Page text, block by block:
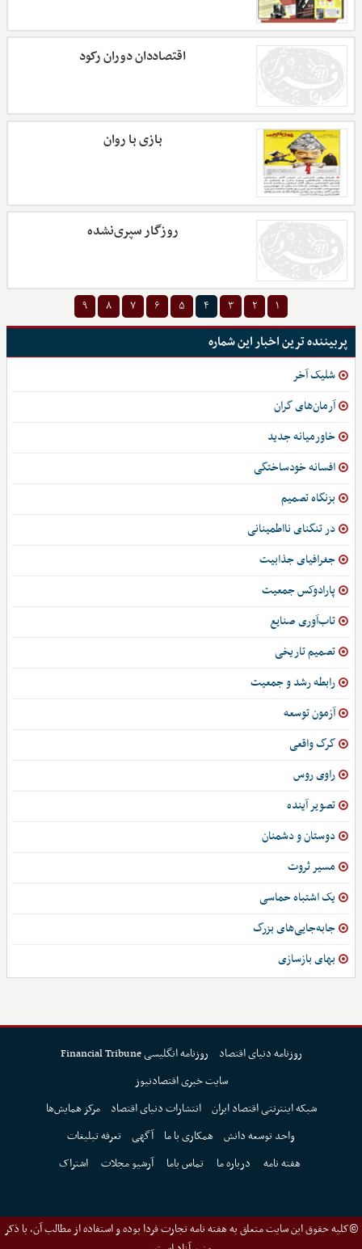
اقتصاددان دوران رکود
بازی با روان
روزگار سپری‌نشده
۱ ۲ ۳ ۴ ۵ ۶ ۷ ۸ ۹
پربیننده ترین اخبار این شماره
شلیک آخر
آرمان‌های گران
خاورمیانه جدید
افسانه خودساختگی
بزنگاه تصمیم
در تنگنای نااطمینانی
جغرافیای جذابیت
پارادوکس جمعیت
تاب‌آوری صنایع
تصمیم تاریخی
رابطه رشد و جمعیت
آزمون توسعه
گرگ واقعی
راوی روس
تصویر آینده
دوستان و دشمنان
مسیر ثروت
یک اشتباه حماسی
جابه‌جایی‌های بزرگ
بهای بازسازی
روزنامه دنیای اقتصاد
روزنامه انگلیسی Financial Tribune
سایت خبری اقتصادنیوز
شبکه اینترنتی اقتصاد ایران انتشارات دنیای اقتصاد
مرکز همایش‌ها
واحد توسعه دانش همکاری با ما آگهی تعرفه تبلیغات
هفته نامه
درباره ما تماس باما آرشیو مجلات اشتراک
©کلیه حقوق این سایت متعلق به هفته نامه تجارت فردا بوده و استفاده از مطالب آن، با ذکر